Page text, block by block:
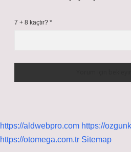
7 + 8 kaçtır? *
https://aldwebpro.com https://
https://otomega.com.tr Sitemap